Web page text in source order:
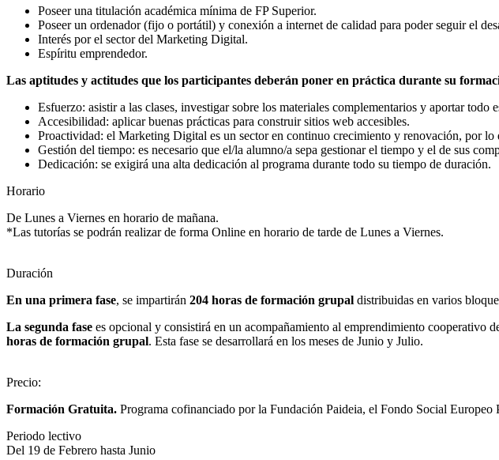
Poseer una titulación académica mínima de FP Superior.
Poseer un ordenador (fijo o portátil) y conexión a internet de calidad para poder seguir el
Interés por el sector del Marketing Digital.
Espíritu emprendedor.
Las aptitudes y actitudes que los participantes deberán poner en práctica durante su
Esfuerzo: asistir a las clases, investigar sobre los materiales complementarios y aportar todo
Accesibilidad: aplicar buenas prácticas para construir sitios web accesibles.
Proactividad: el Marketing Digital es un sector en continuo crecimiento y renovación, por lo
Gestión del tiempo: es necesario que el/la alumno/a sepa gestionar el tiempo y el de sus
Dedicación: se exigirá una alta dedicación al programa durante todo su tiempo de duración.
Horario
De Lunes a Viernes en horario de mañana.
*Las tutorías se podrán realizar de forma Online en horario de tarde de Lunes a Viernes.
Duración
En una primera fase, se impartirán 204 horas de formación grupal distribuidas en varios
La segunda fase es opcional y consistirá en un acompañamiento al emprendimiento cooperativo
horas de formación grupal. Esta fase se desarrollará en los meses de Junio y Julio.
Precio:
Formación Gratuita. Programa cofinanciado por la Fundación Paideia, el Fondo Social
Periodo lectivo
Del 19 de Febrero hasta Junio